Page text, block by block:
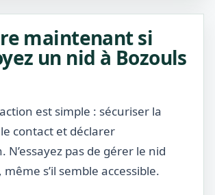
maintenant si
un nid à Bozouls
est simple : sécuriser la
contact et déclarer
N’essayez pas de gérer le nid
s’il semble accessible.